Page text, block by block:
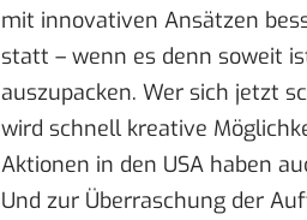
mit innovativen Ansätzen
statt – wenn es denn soweit
auszupacken. Wer sich jetzt
wird schnell kreative
Aktionen in den USA haben
Und zur Überraschung der